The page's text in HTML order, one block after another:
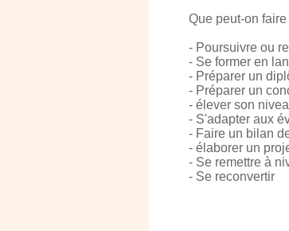
Que peut-on
- Poursuivre ou
- Se former en
- Préparer un
- Préparer un
- élever son
- S'adapter aux
- Faire un bilan
- élaborer un
- Se remettre à
- Se reconvertir